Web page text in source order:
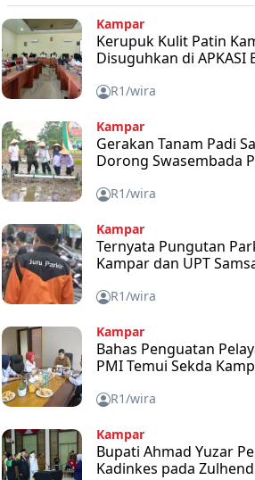
Kampar
Kerupuk Kulit Patin
Disuguhkan di APKASI
R1/wira
Kampar
Gerakan Tanam Padi
Dorong Swasembada
R1/wira
Kampar
Ternyata Pungutan
Kampar dan UPT
R1/wira
Kampar
Bahas Penguatan
PMI Temui Sekda
R1/wira
Kampar
Bupati Ahmad Yuzar
Kadinkes pada